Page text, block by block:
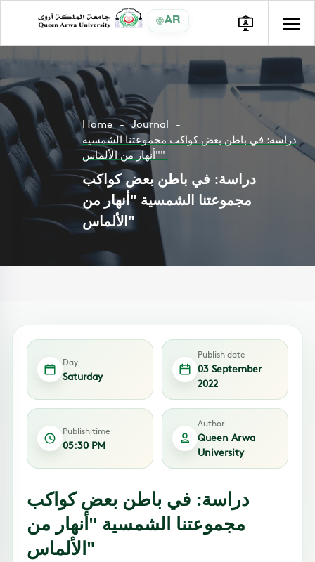
AR
Home
Journal
دراسة: في باطن بعض كواكب مجموعتنا الشمسية
"أنهار من الألماس"
دراسة: في باطن بعض كواكب
مجموعتنا الشمسية "أنهار من
الألماس"
Day
Saturday
Publish date
03 September
2022
Publish time
05:30 PM
Author
Queen Arwa
University
دراسة: في باطن بعض كواكب
مجموعتنا الشمسية "أنهار من
الألماس"